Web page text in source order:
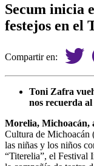
Secum inicia
festejos en el
Compartir en:
Toni Zafra
nos recuerda
Morelia, Michoacán,
Cultura de Michoacán
las niñas y los niños
“Titerelia”, el Festival